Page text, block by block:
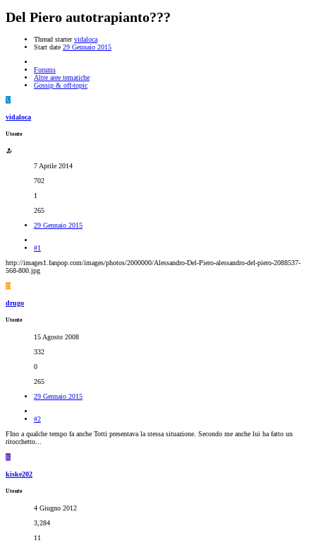
Del Piero autotrapianto???
Thread starter vidaloca
Start date 29 Gennaio 2015
Forums
Altre aree tematiche
Gossip & off-topic
V
vidaloca
Utente
7 Aprile 2014
702
1
265
29 Gennaio 2015
#1
http://images1.fanpop.com/images/photos/2000000/Alessandro-Del-Piero-alessandro-del-piero-2088537-
568-800.jpg
D
drugo
Utente
15 Agosto 2008
332
0
265
29 Gennaio 2015
#2
FIno a qualche tempo fa anche Totti presentava la stessa situazione. Secondo me anche lui ha fatto un
ritocchetto...
K
kiske202
Utente
4 Giugno 2012
3,284
11